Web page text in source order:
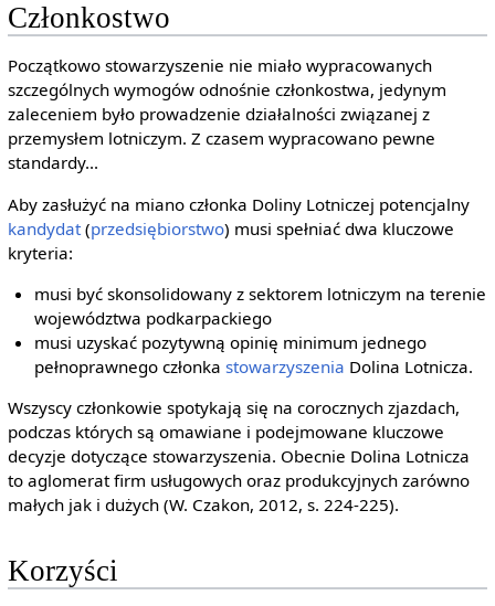
Członkostwo
Początkowo stowarzyszenie nie miało wypracowanych
szczególnych wymogów odnośnie członkostwa, jedynym
zaleceniem było prowadzenie działalności związanej z
przemysłem lotniczym. Z czasem wypracowano pewne
standardy...
Aby zasłużyć na miano członka Doliny Lotniczej potencjalny
kandydat(przedsiębiorstwo) musi spełniać dwa kluczowe
kryteria:
musi być skonsolidowany z sektorem lotniczym na terenie
województwa podkarpackiego
musi uzyskać pozytywną opinię minimum jednego
pełnoprawnego członkastowarzyszenia Dolina Lotnicza.
Wszyscy członkowie spotykają się na corocznych zjazdach,
podczas których są omawiane i podejmowane kluczowe
decyzje dotyczące stowarzyszenia. Obecnie Dolina Lotnicza
to aglomerat firm usługowych oraz produkcyjnych zarówno
małych jak i dużych (W. Czakon, 2012, s. 224-225).
Korzyści